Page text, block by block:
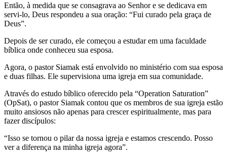
Então, à medida que se consagrava ao Senhor e se dedicava em
servi-lo, Deus respondeu a sua oração: “Fui curado pela graça de
Deus”.
Depois de ser curado, ele começou a estudar em uma faculdade
bíblica onde conheceu sua esposa.
Agora, o pastor Siamak está envolvido no ministério com sua esposa
e duas filhas. Ele supervisiona uma igreja em sua comunidade.
Através do estudo bíblico oferecido pela “Operation Saturation”
(OpSat), o pastor Siamak contou que os membros de sua igreja estão
muito ansiosos não apenas para crescer espiritualmente, mas para
fazer discípulos:
“Isso se tornou o pilar da nossa igreja e estamos crescendo. Posso
ver a diferença na minha igreja agora”.